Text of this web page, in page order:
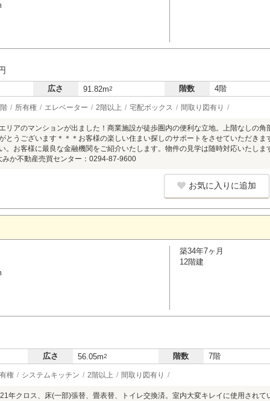
広さ 91.82m2 階数 4階
所有権 エレベーター 2階以上 宅配ボックス 間取り図有り
リアのマンションが出ました！商業施設が徒歩圏内の便利な立地。上階なしの角
とうございます＊＊＊お客様の楽しい住まい探しのサポートをさせていただきま
。お客様に最良な金融機関をご紹介いたします。物件の見学は随時対応いたしま
みか不動産売買センター：0294-87-9600
お気に入りに追加
築34年7ヶ月
12階建
広さ 56.05m2 階数 7階
権 システムキッチン 2階以上 間取り図有り
年クロス、床(一部)張替、畳表替、トイレ交換済。室内大変キレイに使用され